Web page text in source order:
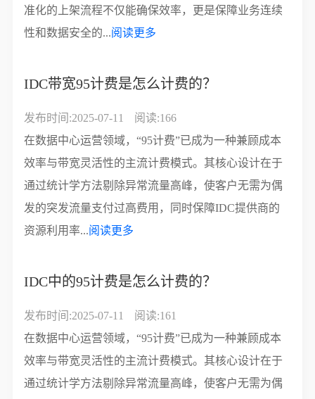
准化的上架流程不仅能确保效率，更是保障业务连续
性和数据安全的...阅读更多
IDC带宽95计费是怎么计费的？
发布时间:2025-07-11
阅读:166
在数据中心运营领域，“95计费”已成为一种兼顾成本
效率与带宽灵活性的主流计费模式。其核心设计在于
通过统计学方法剔除异常流量高峰，使客户无需为偶
发的突发流量支付过高费用，同时保障IDC提供商的
资源利用率...阅读更多
IDC中的95计费是怎么计费的？
发布时间:2025-07-11
阅读:161
在数据中心运营领域，“95计费”已成为一种兼顾成本
效率与带宽灵活性的主流计费模式。其核心设计在于
通过统计学方法剔除异常流量高峰，使客户无需为偶